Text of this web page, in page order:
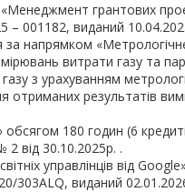
грантових
001182, виданий
напрямком
витрати газу та
з урахуванням
отриманих результатів
обсягом 180 годин (6
від 30.10.2025р. .
управлінців від
303ALQ, виданий